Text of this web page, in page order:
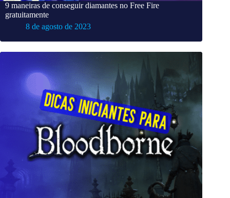
9 maneiras de conseguir diamantes no Free Fire
gratuitamente
8 de agosto de 2023